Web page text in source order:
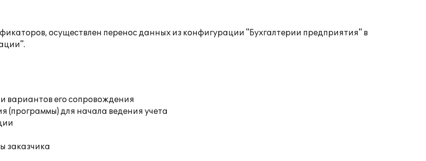
осуществлен перенос данных из конфигурации "Бухгалтерии предприятия" в
вариантов его сопровождения
(программы) для начала ведения учета
заказчика